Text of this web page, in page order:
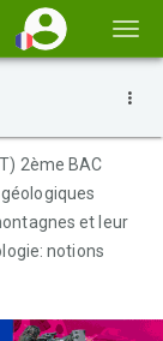
la
2ème BAC
et leur
notions